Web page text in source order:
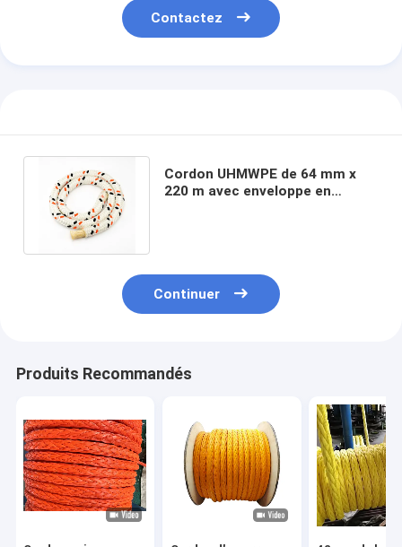
Contactez
Cordon UHMWPE de 64 mm x
220 m avec enveloppe en
Continuer
Produits Recommandés